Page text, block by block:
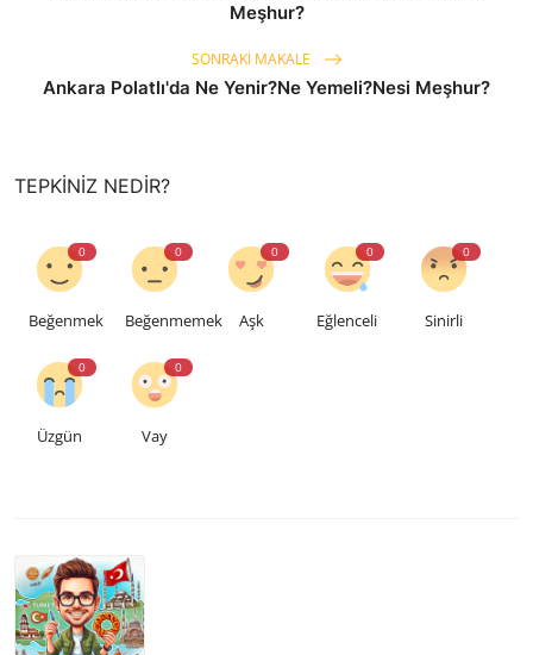
Meşhur?
SONRAKI MAKALE
Ankara Polatlı'da Ne Yenir?Ne Yemeli?Nesi Meşhur?
TEPKINIZ NEDIR?
0
Beğenmek
0
Beğenmemek
0
Aşk
0
Eğlenceli
0
Sinirli
0
Üzgün
0
Vay